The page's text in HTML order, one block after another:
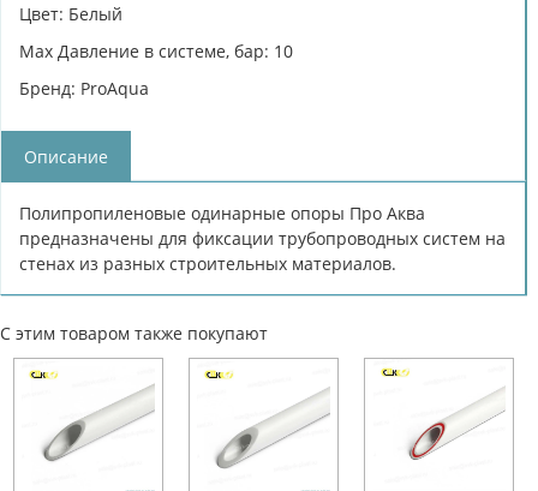
Цвет: Белый
Max Давление в системе, бар: 10
Бренд: ProAqua
Описание
Полипропиленовые одинарные опоры Про Аква
предназначены для фиксации трубопроводных систем на
стенах из разных строительных материалов.
С этим товаром также покупают